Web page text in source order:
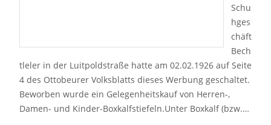
Schu
hges
chäft
Bech
tleler in der Luitpoldstraße hatte am 02.02.1926 auf Seite
4 des Ottobeurer Volksblatts dieses Werbung geschaltet.
Beworben wurde ein Gelegenheitskauf von Herren-,
Damen- und Kinder-Boxkalfstiefeln.Unter Boxkalf (bzw.…